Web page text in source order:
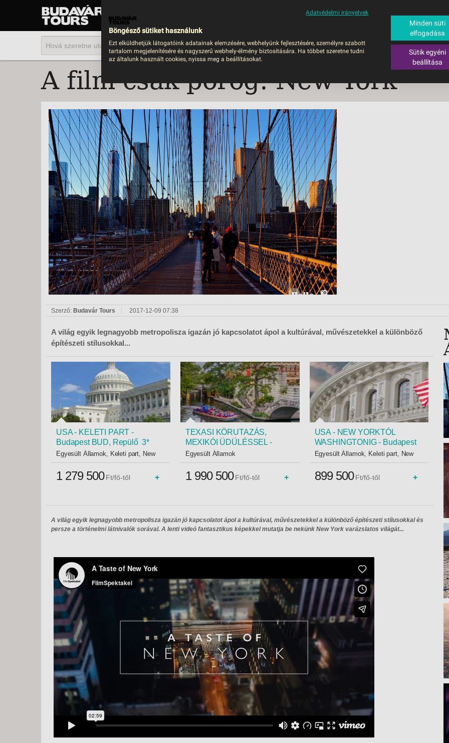
UTAZÁS
2026
BUSZOS UTAZÁSOK
ÜDÜLÉSEK
CSALÁDI ÜDÜLÉS
UTAZÁSOK DEBRECENI
INDULÁSSAL
AKTÍV KIKAPCSOLÓDÁS
EGZOTIKUS UTAK
VÁROSLÁTOGATÁS
KÖZVETLEN
TENGERPARTI
SZÁLLÁSOK
SZÁLLODÁK
CSÚSZDÁVAL
BUDAVÁR TOURS
BUSZOS UTAZÁSOK RÖVID NYARALÁSOK SÚGÓ
UTAZÁS
A film csak pörög: New York
Szerző: Budavár Tours 2017-12-09 07:38
A világ egyik legnagyobb metropolisza igazán jó kapcsolatot ápol a kultúrával, művészetekkel a különböző
építészeti stílusokkal...
USA - KELETI PART -
Budapest BUD, Repülő 3*
Egyesült Államok, Keleti part, New
York
1 279 500 Ft/fő-től +
TEXASI KÖRUTAZÁS,
MEXIKÓI ÜDÜLÉSSEL -
Budapest BUD, Repülő 3*
Egyesült Államok
1 990 500 Ft/fő-től +
USA - NEW YORKTÓL
WASHINGTONIG - Budapest
BUD, Repülő 3*
Egyesült Államok, Keleti part, New
York
899 500 Ft/fő-től +
A világ egyik legnagyobb metropolisza igazán jó kapcsolatot ápol a kultúrával, művészetekkel a különböző építészeti stílusokkal és
persze a történelmi látnivalók sorával. A lenti videó fantasztikus képekkel mutatja be nekünk New York varázslatos világát...
Adatvédelmi irányelvek
Böngésző sütiket használunk
Ezt elküldhetjük látogatóink adatainak elemzésére, webhelyünk fejlesztésére, személyre szabott
tartalom megjelenítésére és nagyszerű webhely-élmény biztosítására. Ha többet szeretne tudni
az általunk használt cookies, nyissa meg a beállításokat.
Minden süti
elfogadása
Sütik egyéni
beállítása